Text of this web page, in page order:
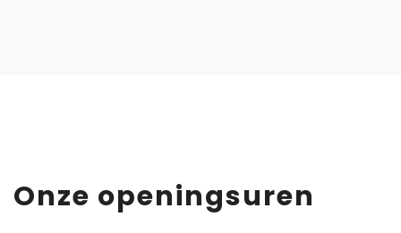
Onze openingsuren